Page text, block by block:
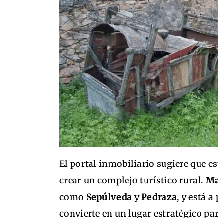
El portal inmobiliario sugiere que
crear un complejo turístico rural.
como Sepúlveda yPedraza, y está a
convierte en un lugar estratégico